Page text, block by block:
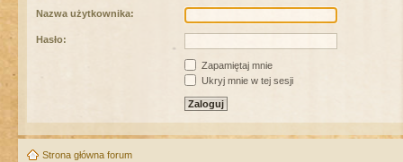
Nazwa użytkownika:
Hasło:
Zapamiętaj mnie
Ukryj mnie w tej sesji
Strona główna forum